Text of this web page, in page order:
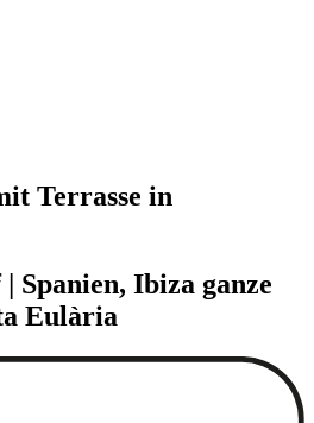
Terrasse in
Spanien, Ibiza ganze
Eulària